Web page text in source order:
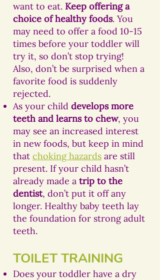
want to eat. Keep offering a
choice of healthy foods. You
may need to offer a food 10-15
times before your toddler will
try it, so don’t stop trying!
Also, don’t be surprised when a
favorite food is suddenly
rejected.
As your child develops more
teeth and learns to chew, you
may see an increased interest
in new foods, but keep in mind
that choking hazards are still
present. If your child hasn’t
already made a trip to the
dentist, don’t put it off any
longer. Healthy baby teeth lay
the foundation for strong adult
teeth.
TOILET TRAINING
Does your toddler have a dry